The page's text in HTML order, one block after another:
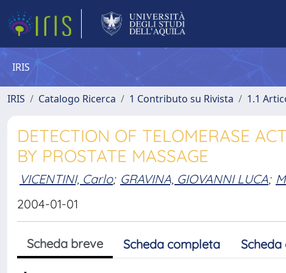
IRIS
IRIS Catalogo Ricerca 1 Contributo su Rivista 1.1
DETECTION OF TELOMERASE
BY PROSTATE MASSAGE
VICENTINI, Carlo; GRAVINA, GIOVANNI LUCA;
2004-01-01
Scheda breve Scheda completa